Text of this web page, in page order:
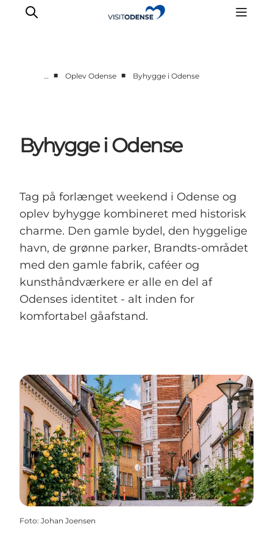
Planlæg din tur
Inspiration
… ■ Oplev Odense ■ Byhygge i Odense
Byhygge i Odense
Tag på forlænget weekend i Odense og
oplev byhygge kombineret med historisk
charme. Den gamle bydel, den hyggelige
havn, de grønne parker, Brandts-området
med den gamle fabrik, caféer og
kunsthåndværkere er alle en del af
Odenses identitet - alt inden for
komfortabel gåafstand.
Foto: Johan Joensen